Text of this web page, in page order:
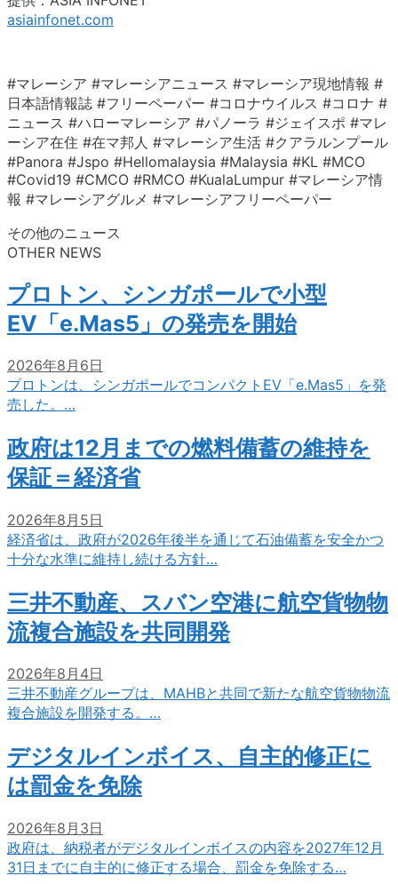
asiainfonet.com
#マレーシア #マレーシアニュース #マレーシア現地情報 #
日本語情報誌 #フリーペーパー #コロナウイルス #コロナ #
ニュース #ハローマレーシア #パノーラ #ジェイスポ #マレ
ーシア在住 #在マ邦人 #マレーシア生活 #クアラルンプール
#Panora #Jspo #Hellomalaysia #Malaysia #KL #MCO
#Covid19 #CMCO #RMCO #KualaLumpur #マレーシア情
報 #マレーシアグルメ #マレーシアフリーペーパー
その他のニュース
OTHER NEWS
プロトン、シンガポールで小型
EV「e.Mas5」の発売を開始
2026年8月6日
プロトンは、シンガポールでコンパクトEV「e.Mas5」を発
売した。…
政府は12月までの燃料備蓄の維持を
保証＝経済省
2026年8月5日
経済省は、政府が2026年後半を通じて石油備蓄を安全かつ
十分な水準に維持し続ける方針…
三井不動産、スバン空港に航空貨物物
流複合施設を共同開発
2026年8月4日
三井不動産グループは、MAHBと共同で新たな航空貨物物流
複合施設を開発する。…
デジタルインボイス、自主的修正に
は罰金を免除
2026年8月3日
政府は、納税者がデジタルインボイスの内容を2027年12月
31日までに自主的に修正する場合、罰金を免除する…